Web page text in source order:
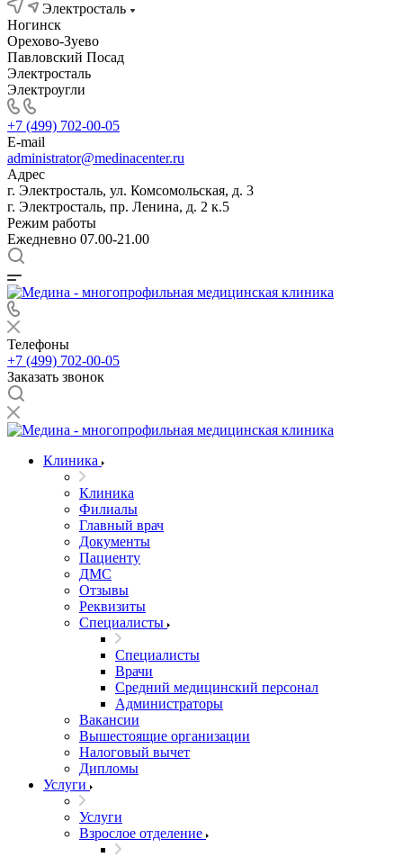
Электросталь
Ногинск
Орехово-Зуево
Павловский Посад
Электросталь
Электроугли
+7 (499) 702-00-05
E-mail
administrator@medinacenter.ru
Адрес
г. Электросталь, ул. Комсомольская, д. 3
г. Электросталь, пр. Ленина, д. 2 к.5
Режим работы
Ежедневно 07.00-21.00
Телефоны
+7 (499) 702-00-05
Заказать звонок
Клиника
Клиника
Филиалы
Главный врач
Документы
Пациенту
ДМС
Отзывы
Реквизиты
Специалисты
Специалисты
Врачи
Средний медицинский персонал
Администраторы
Вакансии
Вышестоящие организации
Налоговый вычет
Дипломы
Услуги
Услуги
Взрослое отделение